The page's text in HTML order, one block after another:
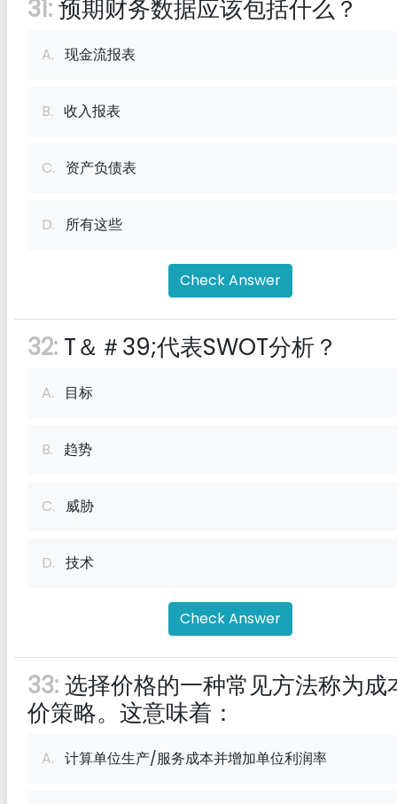
31:预期财务数据应该包括什么？
A. 现金流报表
B. 收入报表
C. 资产负债表
D. 所有这些
Check Answer
32: T＆＃39;代表SWOT分析？
A. 目标
B. 趋势
C. 威胁
D. 技术
Check Answer
33:选择价格的一种常见方法称为成
价策略。这意味着：
A. 计算单位生产/服务成本并增加单位利润率